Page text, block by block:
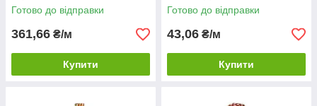
Готово до відправки
361,66 ₴/м
Купити
Готово до відправки
43,06 ₴/м
Купити